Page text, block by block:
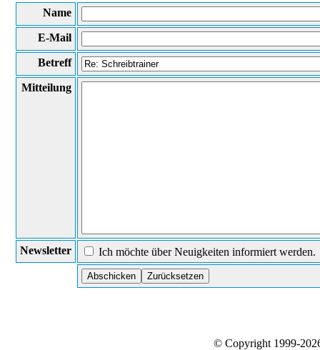
Name
E-Mail
Betreff
Mitteilung
Newsletter Ich möchte über Neuigkeiten informiert werden.
© Copyright 1999-